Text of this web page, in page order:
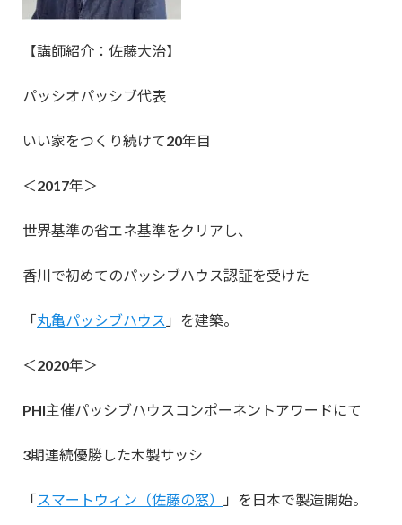
【講師紹介：佐藤大治】
パッシオパッシブ代表
いい家をつくり続けて20年目
＜2017年＞
世界基準の省エネ基準をクリアし、
香川で初めてのパッシブハウス認証を受けた
「丸亀パッシブハウス 」を建築。
＜2020年＞
PHI主催パッシブハウスコンポーネントアワードにて
3期連続優勝した木製サッシ
「スマートウィン（佐藤の窓） 」を日本で製造開始。